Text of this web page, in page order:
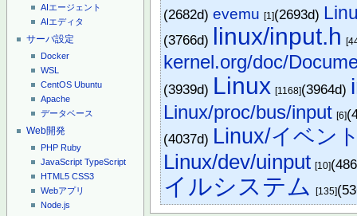
AIエージェント
AIエディタ
サーバ設定
Docker
WSL
CentOS Ubuntu
Apache
データベース
Web開発
PHP Ruby
JavaScript TypeScript
HTML5 CSS3
Webアプリ
Node.js
(2682d)evemu [1](2693d)
(3766d) linux/input.h
kernel.org/doc/
(3939d) Linux [1168](3964d)
Linux/proc/bus/input [6]
(4037d) Linux/イベン
Linux/dev/uinput [10]
イルシステム [135]